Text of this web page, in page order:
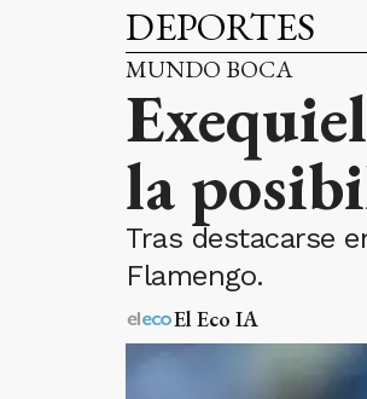
DEPORTES
MUNDO BOCA
la
Tras destacarse
Flamengo.
El Eco IA